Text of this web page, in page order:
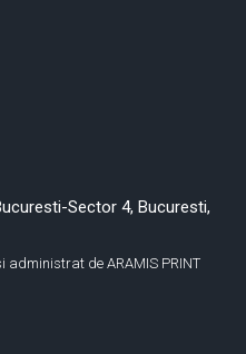
Sector 4, Bucuresti,
administrat de ARAMIS PRINT